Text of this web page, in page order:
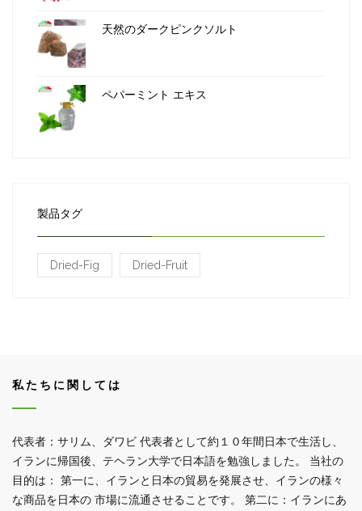
天然のダークピンクソルト
ペパーミント エキス
製品タグ
Dried-Fig Dried-Fruit
私たちに関しては
代表者：サリム、ダワビ 代表者として約１０年間日本で生活し、
イランに帰国後、テヘラン大学で日本語を勉強しました。 当社の
目的は： 第一に、イランと日本の貿易を発展させ、イランの様々
な商品を日本の 市場に流通させることです。 第二に：イランにあ